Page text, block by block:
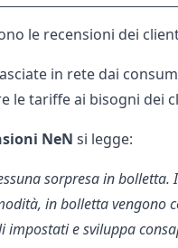
le recensioni dei
in rete dai
le tariffe ai bisogni dei
NeN si legge:
sorpresa in bolletta.
in bolletta
e sviluppa